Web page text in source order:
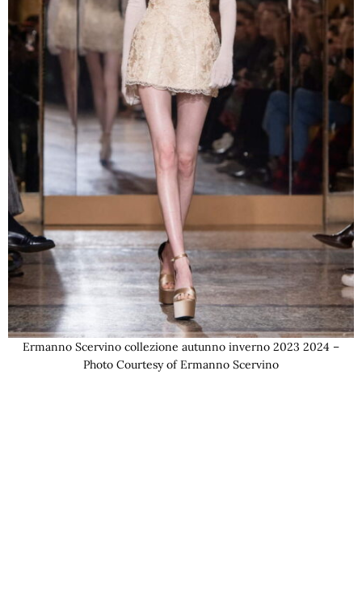
Ermanno Scervino collezione autunno inverno 2023 2024 –
Photo Courtesy of Ermanno Scervino